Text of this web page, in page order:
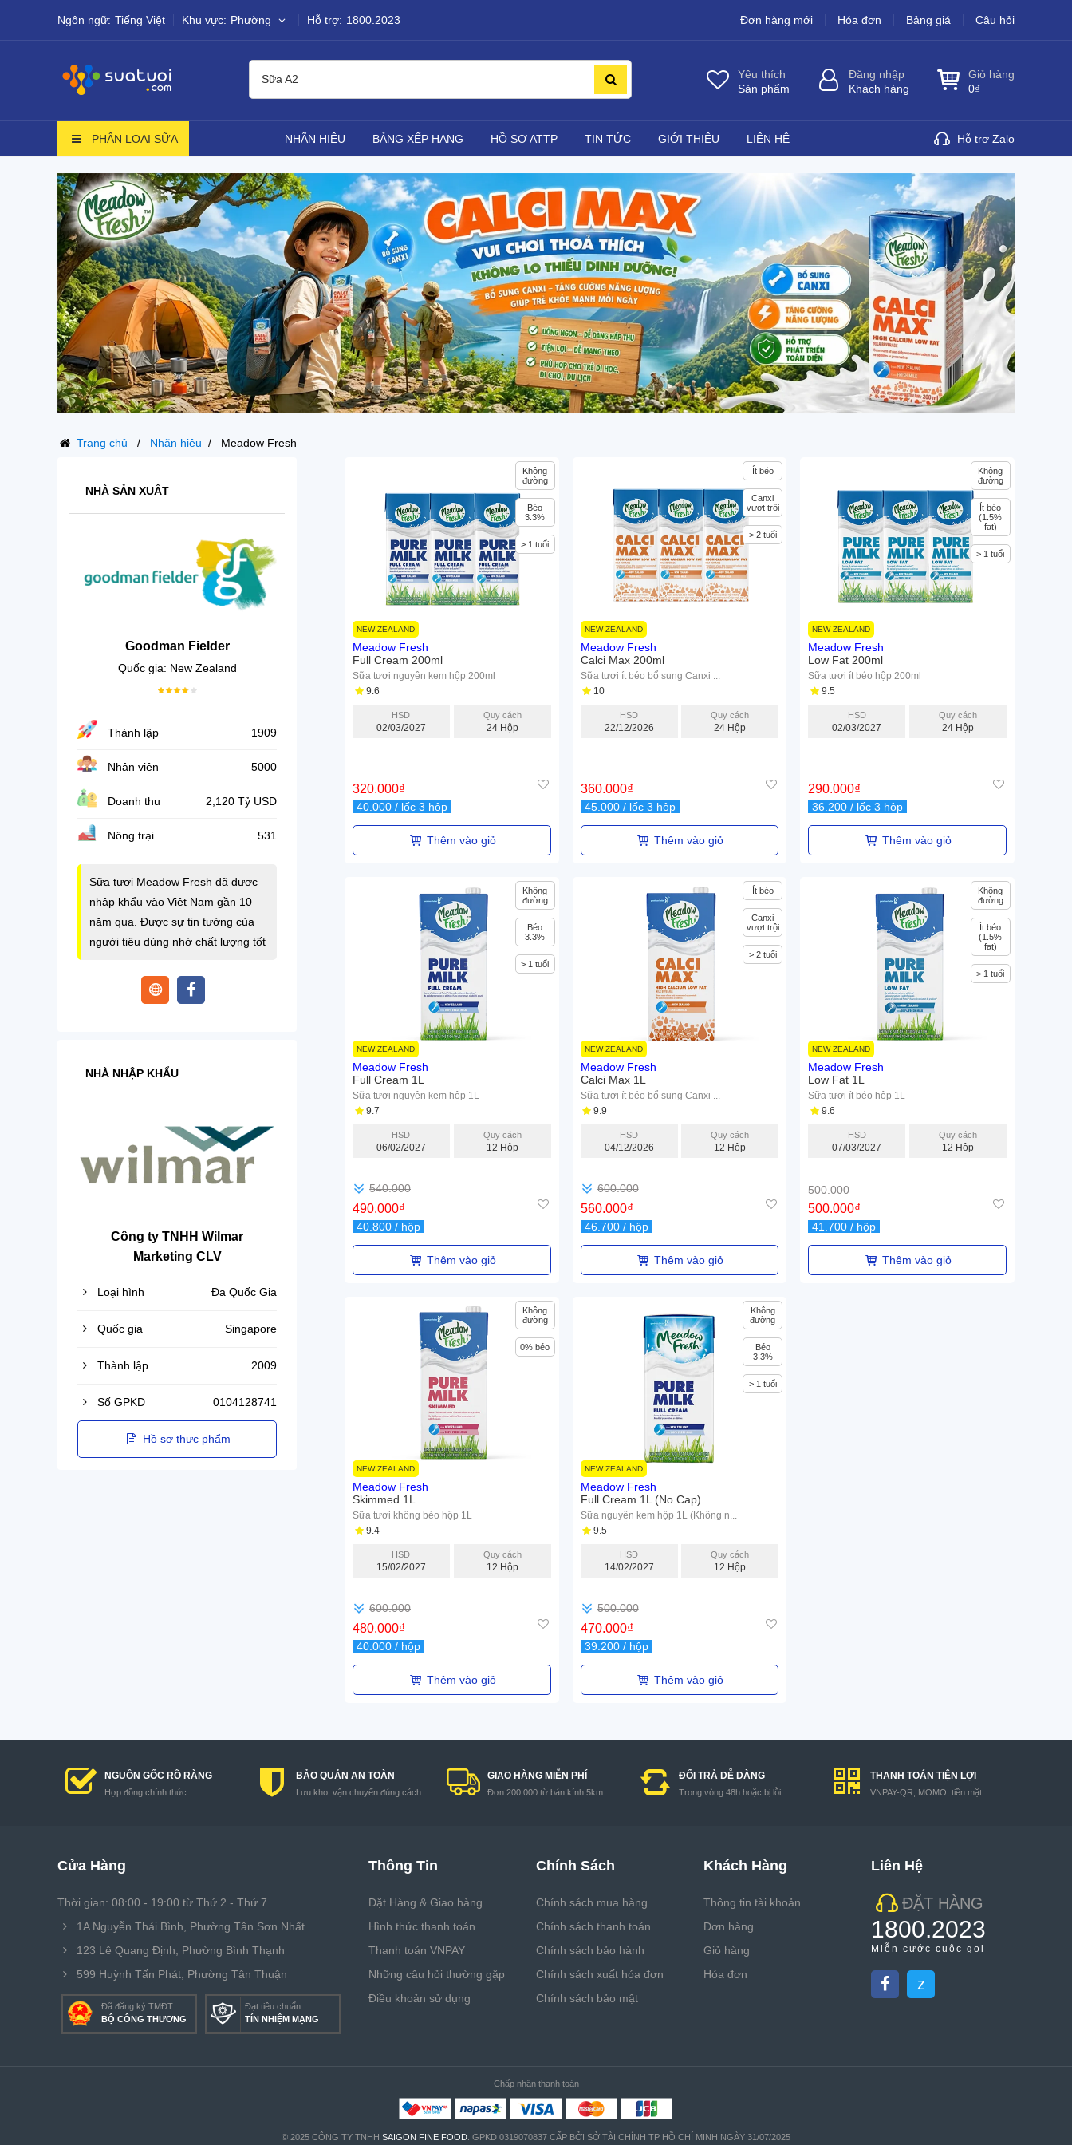
Ngôn ngữ: Tiếng Việt Khu vực: Phường Hỗ trợ: 1800.2023 Đơn hàng mới Hóa đơn Bảng giá Câu hỏi
Sữa A2
Yêu thích
Sản phẩm
Đăng nhập
Khách hàng
Giỏ hàng
0₫
PHÂN LOẠI SỮA NHÃN HIỆU BẢNG XẾP HẠNG HỒ SƠ ATTP TIN TỨC GIỚI THIỆU LIÊN HỆ Hỗ trợ Zalo
Trang chủ Nhãn hiệu Meadow Fresh
NHÀ SẢN XUẤT
Goodman Fielder
Quốc gia: New Zealand
Thành lập 1909
Nhân viên 5000
Doanh thu 2,120 Tỷ USD
Nông trại 531
Sữa tươi Meadow Fresh đã được
nhập khẩu vào Việt Nam gần 10
năm qua. Được sự tin tưởng của
người tiêu dùng nhờ chất lượng tốt
NHÀ NHẬP KHẨU
Công ty TNHH Wilmar
Marketing CLV
Loại hình Đa Quốc Gia
Quốc gia Singapore
Thành lập 2009
Số GPKD 0104128741
Hồ sơ thực phẩm
Không
đường
Béo
3.3%
> 1 tuổi
Meadow Fresh
NEW ZEALAND
Full Cream 200ml
Sữa tươi nguyên kem hộp 200ml
9.6
HSD
02/03/2027
Quy cách
24 Hộp
320.000₫
40.000 / lốc 3 hộp
Thêm vào giỏ
Ít béo
Canxi
vượt trội
> 2 tuổi
Meadow Fresh
NEW ZEALAND
Calci Max 200ml
Sữa tươi ít béo bổ sung Canxi ...
10
HSD
22/12/2026
Quy cách
24 Hộp
360.000₫
45.000/ lốc 3 hộp
Thêm vào giỏ
Không
đường
Ít béo
(1.5%
fat)
> 1 tuổi
Meadow Fresh
NEW ZEALAND
Low Fat 200ml
Sữa tươi ít béo hộp 200ml
9.5
HSD
02/03/2027
Quy cách
24 Hộp
290.000₫
36.200 / lốc 3 hộp
Thêm vào giỏ
Không
đường
Béo
3.3%
> 1 tuổi
Meadow Fresh
NEW ZEALAND
Full Cream 1L
Sữa tươi nguyên kem hộp 1L
9.7
HSD
06/02/2027
Quy cách
12 Hộp
540.000
490.000₫
40.800 / hộp
Thêm vào giỏ
Ít béo
Canxi
vượt trội
> 2 tuổi
Meadow Fresh
NEW ZEALAND
Calci Max 1L
Sữa tươi ít béo bổ sung Canxi ...
9.9
HSD
04/12/2026
Quy cách
12 Hộp
600.000
560.000₫
46.700/ hộp
Thêm vào giỏ
Không
đường
Ít béo
(1.5%
fat)
> 1 tuổi
Meadow Fresh
NEW ZEALAND
Low Fat 1L
Sữa tươi ít béo hộp 1L
9.6
HSD
07/03/2027
Quy cách
12 Hộp
500.000
500.000₫
41.700 / hộp
Thêm vào giỏ
Không
đường
0% béo
Meadow Fresh
NEW ZEALAND
Skimmed 1L
Sữa tươi không béo hộp 1L
9.4
HSD
15/02/2027
Quy cách
12 Hộp
600.000
480.000₫
40.000 / hộp
Thêm vào giỏ
Không
đường
Béo
3.3%
> 1 tuổi
Meadow Fresh
NEW ZEALAND
Full Cream 1L (No Cap)
Sữa nguyên kem hộp 1L (Không n...
9.5
HSD
14/02/2027
Quy cách
12 Hộp
500.000
470.000₫
39.200/ hộp
Thêm vào giỏ
NGUỒN GỐC RÕ RÀNG
Hợp đồng chính thức
BẢO QUẢN AN TOÀN
Lưu kho, vận chuyển đúng cách
GIAO HÀNG MIỄN PHÍ
Đơn 200.000 từ bán kính 5km
ĐỔI TRẢ DỄ DÀNG
Trong vòng 48h hoặc bị lỗi
THANH TOÁN TIỆN LỢI
VNPAY-QR, MOMO, tiền mặt
Cửa Hàng
Thời gian: 08:00 - 19:00 từ Thứ 2 - Thứ 7
1A Nguyễn Thái Bình, Phường Tân Sơn Nhất
123 Lê Quang Định, Phường Bình Thạnh
599 Huỳnh Tấn Phát, Phường Tân Thuận
Đã đăng ký TMĐT
BỘ CÔNG THƯƠNG
Đạt tiêu chuẩn
TÍN NHIỆM MẠNG
Thông Tin
Đặt Hàng & Giao hàng
Hình thức thanh toán
Thanh toán VNPAY
Những câu hỏi thường gặp
Điều khoản sử dụng
Chính Sách
Chính sách mua hàng
Chính sách thanh toán
Chính sách bảo hành
Chính sách xuất hóa đơn
Chính sách bảo mật
Khách Hàng
Thông tin tài khoản
Đơn hàng
Giỏ hàng
Hóa đơn
Liên Hệ
ĐẶT HÀNG
1800.2023
Miễn cước cuộc gọi
z
Chấp nhận thanh toán
© 2025 CÔNG TY TNHH SAIGON FINE FOOD . GPKD 0319070837 CẤP BỞI SỞ TÀI CHÍNH TP HỒ CHÍ MINH NGÀY 31/07/2025